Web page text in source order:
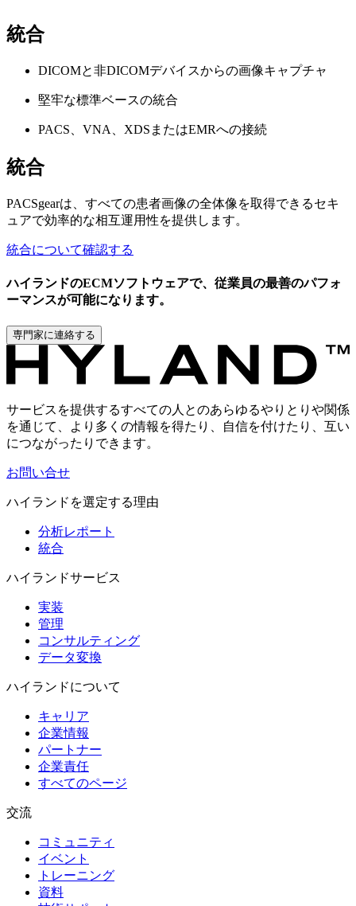
統合
DICOMと非DICOMデバイスからの画像キャプチャ
堅牢な標準ベースの統合
PACS、VNA、XDSまたはEMRへの接続
統合
PACSgearは、すべての患者画像の全体像を取得できるセキ
ュアで効率的な相互運用性を提供します。
統合について確認する
ハイランドのECMソフトウェアで、従業員の最善のパフォ
ーマンスが可能になります。
専門家に連絡する
サービスを提供するすべての人とのあらゆるやりとりや関係
を通じて、より多くの情報を得たり、自信を付けたり、互い
につながったりできます。
お問い合せ
ハイランドを選定する理由
分析レポート
統合
ハイランドサービス
実装
管理
コンサルティング
データ変換
ハイランドについて
キャリア
企業情報
パートナー
企業責任
すべてのページ
交流
コミュニティ
イベント
トレーニング
資料